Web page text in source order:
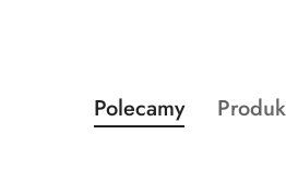
Pomiń karuzelę produktów
Produkty
o
Polecamy